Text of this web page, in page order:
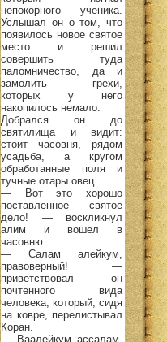
непокорного ученика.
Услышал он о том, что
появилось новое святое
место и решил
совершить туда
паломничество, да и
замолить грехи,
которых у него
накопилось немало.
Добрался он до
святилища и видит:
стоит часовня, рядом
усадьба, а кругом
обработанные поля и
тучные отары овец.
— Вот это хорошо
поставленное святое
дело! — воскликнул
алим и вошел в
часовню.
— Салам алейкум,
правоверный! —
приветствовал он
почтенного вида
человека, который, сидя
на ковре, перелистывал
Коран.
— Ваалейкум ассалам,